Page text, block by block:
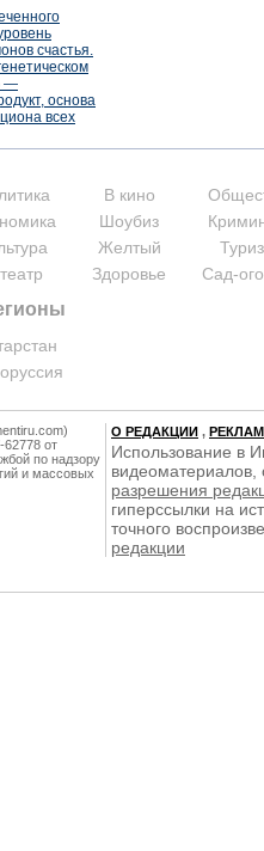
счастья.
—
основа
всех
В кино
Шоубиз
Желтый
Здоровье
Сад-
от
по надзору
и массовых
О РЕДАКЦИИ ,
Использование в
видеоматериалов,
разрешения
гиперссылки на
точного
редакции